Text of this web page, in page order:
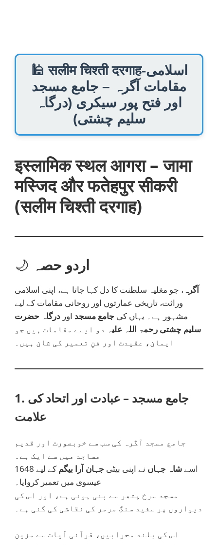
🕌 सलीम चिश्ती दरगाह-اسلامی
مقامات آگرہ – جامع مسجد
اور فتح پور سیکری (درگاہ
سلیم چشتی)
इस्लामिक स्थल आगरा – जामा
मस्जिद और फतेहपुर सीकरी
(सलीम चिश्ती दरगाह)
🌙 اردو حصہ
آگرہ ، جو مغلیہ سلطنت کا دل کہا جاتا ہے، اپنی اسلامی
وراثت، تاریخی عمارتوں اور روحانی مقامات کے لیے
مشہور ہے۔ یہاں کی جامع مسجد اور درگاہ حضرت
سلیم چشتی رحمۃ اللہ علیہ دو ایسے مقامات ہیں جو
ایمان، عقیدت اور فنِ تعمیر کی شان ہیں۔
1. جامع مسجد – عبادت اور اتحاد کی
علامت
جامع مسجد آگرہ کی سب سے خوبصورت اور قدیم
مساجد میں سے ایک ہے۔
اسےشاہ جہاں نے اپنی بیٹی جہان آرا بیگم
کے لیے 1648
عیسوی میں تعمیر کروایا۔
مسجد سرخ پتھر سے بنی ہوئی ہے، اور اس کی
دیواروں پر سفید سنگِ مرمر کی نقاشی کی گئی ہے۔
اس کی بلند محرابیں، قرآنی آیات سے مزین